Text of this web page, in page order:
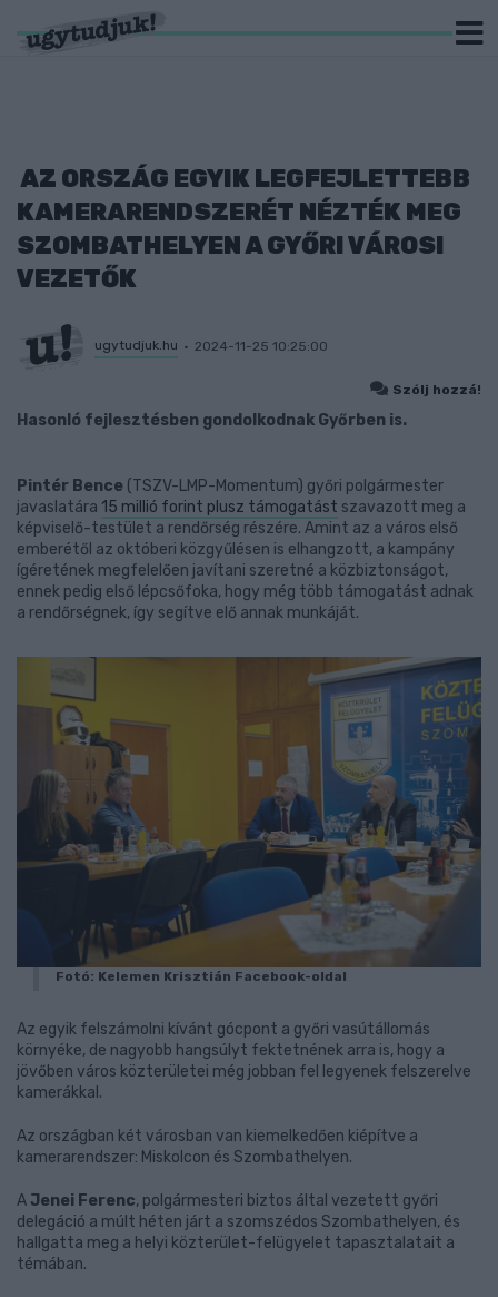
AZ ORSZÁG EGYIK LEGFEJLETTEBB
KAMERARENDSZERÉT NÉZTÉK MEG
SZOMBATHELYEN A GYŐRI VÁROSI
VEZETŐK
ugytudjuk.hu 2024-11-25 10:25:00
Szólj hozzá!
Hasonló fejlesztésben gondolkodnak Győrben is.
Pintér Bence (TSZV-LMP-Momentum) győri polgármester
javaslatára 15 millió forint plusz támogatást szavazott meg a
képviselő-testület a rendőrség részére. Amint az a város első
emberétől az októberi közgyűlésen is elhangzott, a kampány
ígéretének megfelelően javítani szeretné a közbiztonságot,
ennek pedig első lépcsőfoka, hogy még több támogatást adnak
a rendőrségnek, így segítve elő annak munkáját.
Fotó: Kelemen Krisztián Facebook-oldal
Az egyik felszámolni kívánt gócpont a győri vasútállomás
környéke, de nagyobb hangsúlyt fektetnének arra is, hogy a
jövőben város közterületei még jobban fel legyenek felszerelve
kamerákkal.
Az országban két városban van kiemelkedően kiépítve a
kamerarendszer: Miskolcon és Szombathelyen.
A Jenei Ferenc, polgármesteri biztos által vezetett győri
delegáció a múlt héten járt a szomszédos Szombathelyen, és
hallgatta meg a helyi közterület-felügyelet tapasztalatait a
témában.